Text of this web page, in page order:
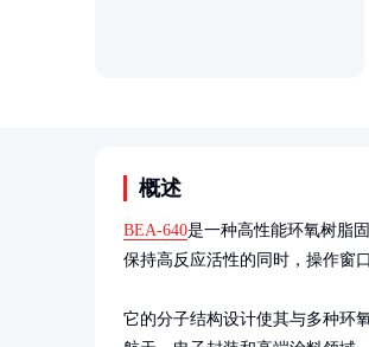
概述
BEA-640是一种高性能环氧树脂
保持高反应活性的同时，操作窗
它的分子结构设计使其与多种环